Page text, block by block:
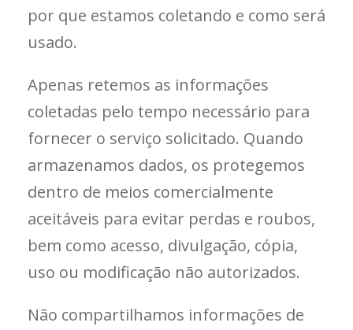
por que estamos coletando e como será
usado.
Apenas retemos as informações
coletadas pelo tempo necessário para
fornecer o serviço solicitado. Quando
armazenamos dados, os protegemos
dentro de meios comercialmente
aceitáveis ​​para evitar perdas e roubos,
bem como acesso, divulgação, cópia,
uso ou modificação não autorizados.
Não compartilhamos informações de